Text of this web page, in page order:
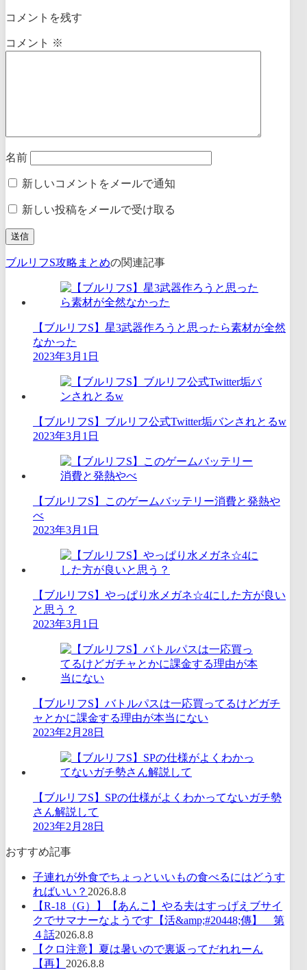
コメントを残す
コメント ※
名前
新しいコメントをメールで通知
新しい投稿をメールで受け取る
ブルリフS攻略まとめの関連記事
【ブルリフS】星3武器作ろうと思ったら素材が全然
なかった
2023年3月1日
【ブルリフS】ブルリフ公式Twitter垢バンされとるw
2023年3月1日
【ブルリフS】このゲームバッテリー消費と発熱や
べ
2023年3月1日
【ブルリフS】やっぱり水メガネ☆4にした方が良い
と思う？
2023年3月1日
【ブルリフS】バトルパスは一応買ってるけどガチ
ャとかに課金する理由が本当にない
2023年2月28日
【ブルリフS】SPの仕様がよくわかってないガチ勢
さん解説して
2023年2月28日
おすすめ記事
子連れが外食でちょっといいもの食べるにはどうす
ればいい？ 2026.8.8
【R-18（G）】【あんこ】やる夫はすっげえブサイ
クでサマナーなようです【活&amp;#20448;傳】 第
４話2026.8.8
【クロ注意】夏は暑いので裏返ってだれれーん
【再】 2026.8.8